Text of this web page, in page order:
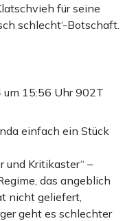
für seine
schlecht‘-Botschaft.
um 15:56 Uhr902T
einfach ein Stück
und Kritikaster“ –
das angeblich
nicht geliefert,
geht es schlechter